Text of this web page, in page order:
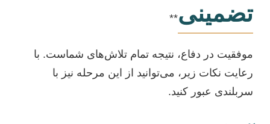
تضمینی**
موفقیت در دفاع، نتیجه تمام تلاش‌های شماست. با
رعایت نکات زیر، می‌توانید از این مرحله نیز با
سربلندی عبور کنید.